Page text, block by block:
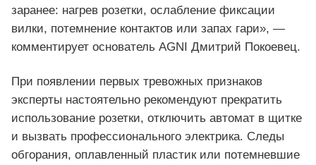
заранее: нагрев розетки, ослабление фиксации
вилки, потемнение контактов или запах гари», —
комментирует основатель AGNI Дмитрий Покоевец.
При появлении первых тревожных признаков
эксперты настоятельно рекомендуют прекратить
использование розетки, отключить автомат в щитке
и вызвать профессионального электрика. Следы
обгорания, оплавленный пластик или потемневшие